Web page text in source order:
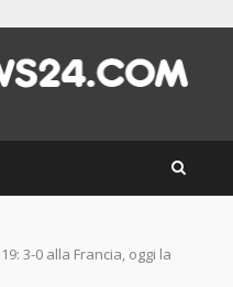
3-0 alla Francia, oggi la